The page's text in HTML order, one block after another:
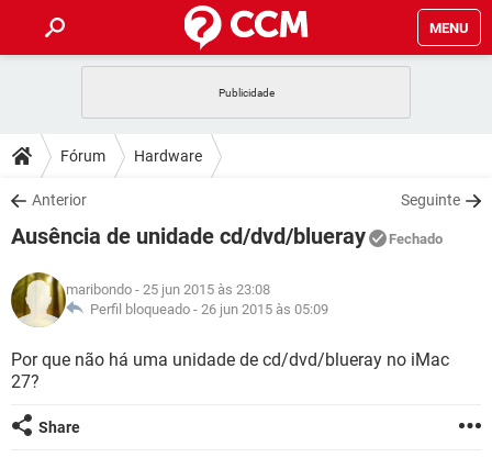
MENU
CELULAR
OUTLOOK
INSTAGRAM GMAIL
GUIA DE COMPRAS
DICAS
JOGOS
INSTAGRAM GMAIL
GUIA DE COMPRAS
DOWNLOADS
JOGOS WHATSAPP
CELULAR
OUTLOOK EXCEL
INSTAGRAM GMAIL
GUIA DE COMPRAS
JOGOS WHATSAPP
CELULAR
OUTLOOK EXCEL
GLOSSÁRIO
WHATSAPP
CELULAR
OUTLOOK
Fórum Hardware
Anterior Seguinte
Ausência de unidade cd/dvd/blueray Fechado
maribondo - 25 jun 2015 às 23:08
Perfil bloqueado - 26 jun 2015 às 05:09
Por que não há uma unidade de cd/dvd/blueray no iMac
27?
Share